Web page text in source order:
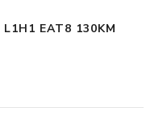
EAT8 130KM